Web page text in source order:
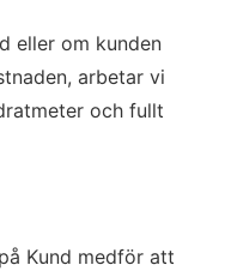
eller om kunden
arbetar vi
och fullt
Kund medför att